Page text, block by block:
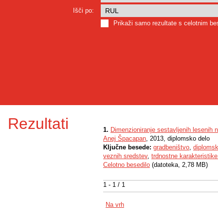
Išči po:
Prikaži samo rezultate s celotnim
Rezultati
1 - 1 / 1
1. Dimenzioniranje sestavljenih lesenih
Anej Špacapan, 2013, diplomsko delo
Ključne besede: gradbeništvo,
veznih sredstev, trdnostne
Celotno besedilo (datoteka, 2,78 MB)
Na vrh